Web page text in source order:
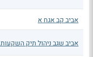
אביב קב אגח א
אביב שגב ניהול תיק השקעות 20/80